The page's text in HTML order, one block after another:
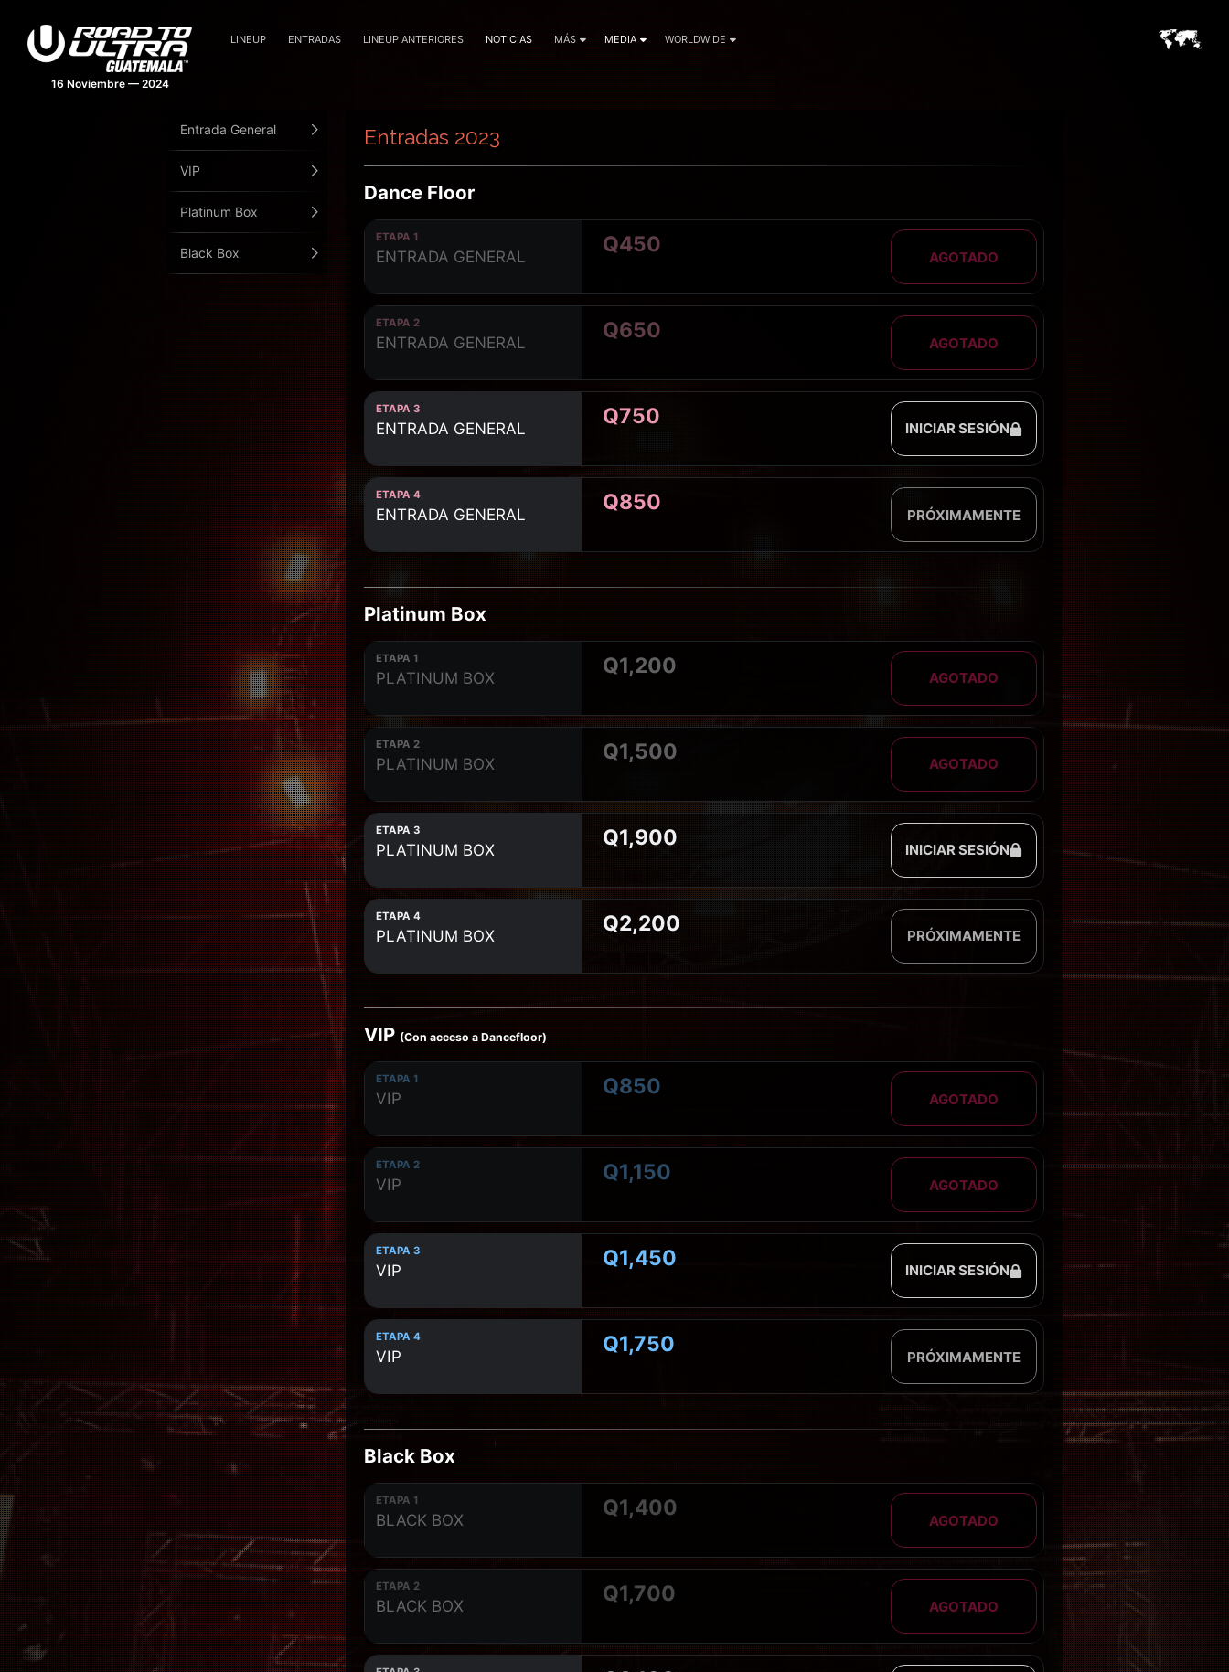
16 Noviembre — 2024
LINEUP ENTRADAS LINEUP ANTERIORES NOTICIAS MÁS MEDIA WORLDWIDE
Entrada General
VIP
Platinum Box
Black Box
Entradas 2023
Dance Floor
ETAPA 1
ENTRADA GENERAL Q450 AGOTADO
ETAPA 2
ENTRADA GENERAL Q650 AGOTADO
ETAPA 3
ENTRADA GENERAL Q750 INICIAR SESIÓN
ETAPA 4
ENTRADA GENERAL Q850 PRÓXIMAMENTE
Platinum Box
ETAPA 1
PLATINUM BOX Q1,200 AGOTADO
ETAPA 2
PLATINUM BOX Q1,500 AGOTADO
ETAPA 3
PLATINUM BOX Q1,900 INICIAR SESIÓN
ETAPA 4
PLATINUM BOX Q2,200 PRÓXIMAMENTE
VIP (Con acceso a Dancefloor)
ETAPA 1
VIP Q850 AGOTADO
ETAPA 2
VIP Q1,150 AGOTADO
ETAPA 3
VIP Q1,450 INICIAR SESIÓN
ETAPA 4
VIP Q1,750 PRÓXIMAMENTE
Black Box
ETAPA 1
BLACK BOX Q1,400 AGOTADO
ETAPA 2
BLACK BOX Q1,700 AGOTADO